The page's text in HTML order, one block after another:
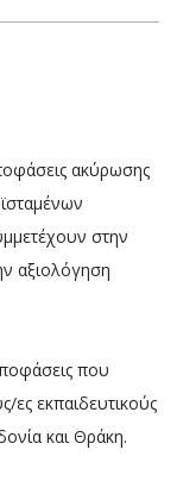
ακύρωσης
στην
αξιολόγηση
που
εκπαιδευτικούς
και Θράκη.